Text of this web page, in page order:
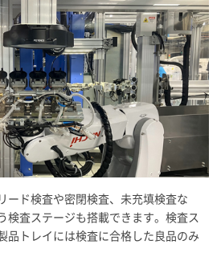
ード検査や密閉検査、未充填検査な
検査ステージも搭載できます。検査ス
品トレイには検査に合格した良品のみ